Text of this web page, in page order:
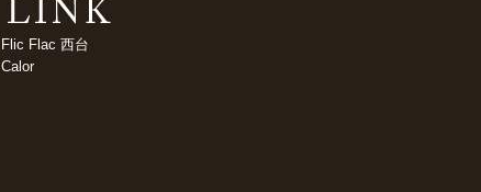
Flic Flac 西台
Calor